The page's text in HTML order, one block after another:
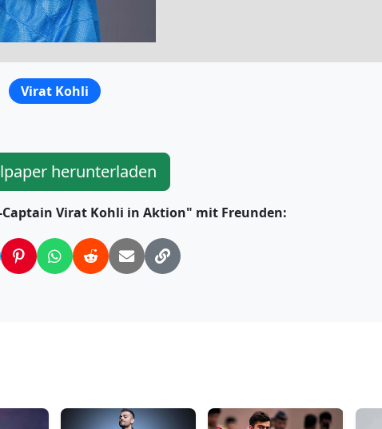
Virat Kohli
herunterladen
Captain Virat Kohli in Aktion" mit Freunden: